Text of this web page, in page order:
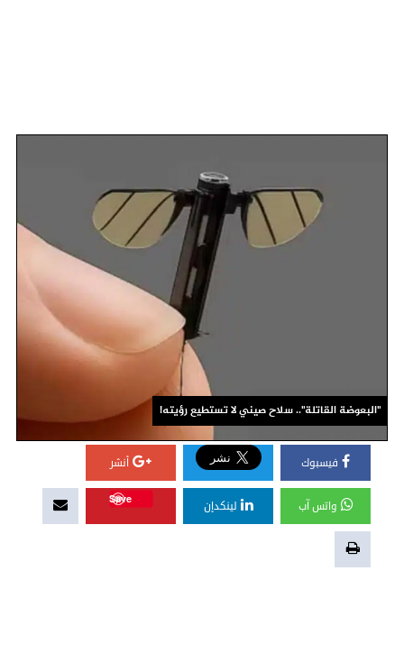
"البعوضة القاتلة".. سلاح صيني لا تستطيع رؤيته!
فيسبوك أنشر
واتس آب لينكدإن
Save